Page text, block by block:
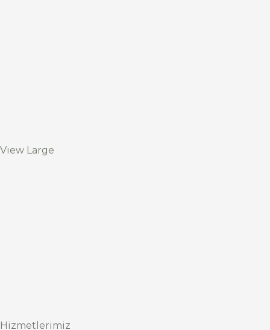
View Large
Hizmetlerimiz